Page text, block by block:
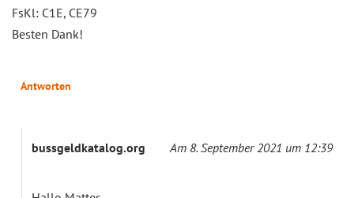
FsKl: C1E, CE79
Besten Dank!
Antworten
bussgeldkatalog.org Am 8. September 2021 um 12:39